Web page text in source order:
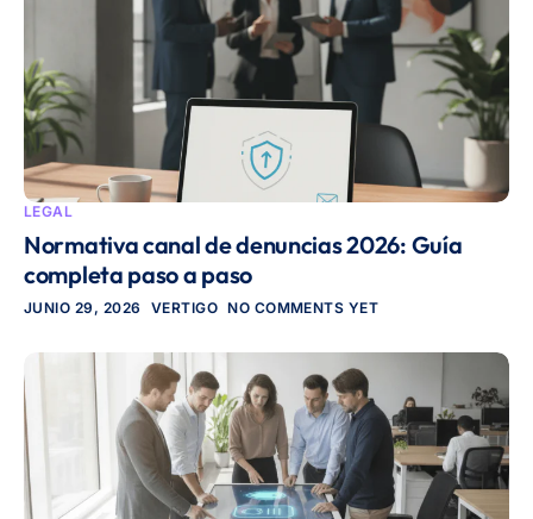
LEGAL
Normativa canal de denuncias 2026: Guía
completa paso a paso
JUNIO 29, 2026 VERTIGO NO COMMENTS YET